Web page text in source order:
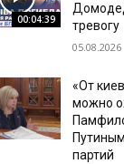
00:04:39
тревогу
05.08.2026
«От
можно
партий